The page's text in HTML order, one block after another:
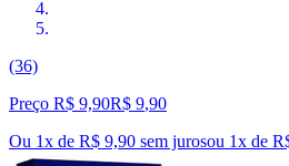
(36)
Preço R$ 9,90R$ 9,90
Ou 1x de R$ 9,90 sem jurosou 1x de